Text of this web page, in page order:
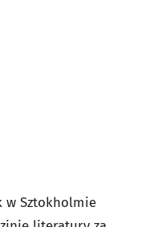
w Sztokholmie